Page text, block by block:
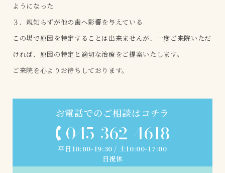
ようになった
３．親知らずが他の歯へ影響を与えている
この場で原因を特定することは出来ませんが、一度ご来院いただ
ければ、原因の特定と適切な治療をご提案いたします。
ご来院を心よりお待ちしております。
お電話でのご相談はコチラ
045-362-4618
平日10:00-19:30 / 土10:00-17:00
日祝休